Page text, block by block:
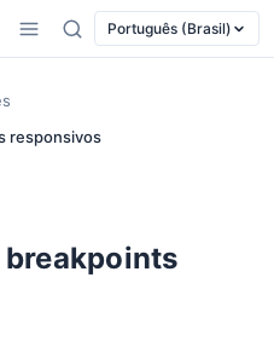
Português (Brasil)
responsivos